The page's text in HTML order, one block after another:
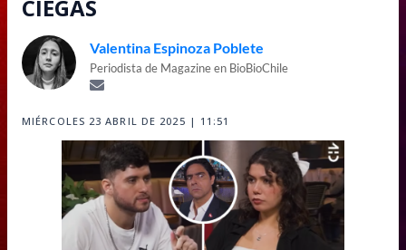
CIEGAS
Valentina Espinoza Poblete
Periodista de Magazine en BioBioChile
MIÉRCOLES 23 ABRIL DE 2025 | 11:51